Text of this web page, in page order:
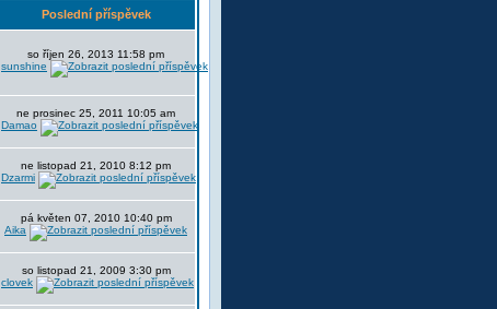
Poslední příspěvek
so říjen 26, 2013 11:58 pm
sunshine
ne prosinec 25, 2011 10:05 am
Damao
ne listopad 21, 2010 8:12 pm
Dzarmi
pá květen 07, 2010 10:40 pm
Aika
so listopad 21, 2009 3:30 pm
clovek